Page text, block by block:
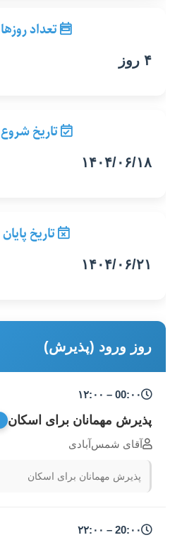
تعداد روزها
۴ روز
تاریخ شروع
۱۴۰۴/۰۶/۱۸
تاریخ پایان
۱۴۰۴/۰۶/۲۱
روز ورود (پذیرش)
00:۰۰ – ۱۲:۰۰
پذیرش مهمانان برای اسکان
آقای شمس‌آبادی
پذیرش مهمانان برای اسکان
20:۰۰ – ۲۲:۰۰